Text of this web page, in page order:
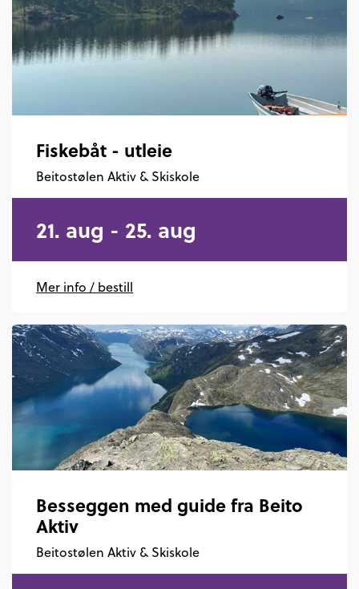
Fiskebåt - utleie
Beitostølen Aktiv & Skiskole
21. aug - 25. aug
Mer info / bestill
Besseggen med guide fra Beito
Aktiv
Beitostølen Aktiv & Skiskole